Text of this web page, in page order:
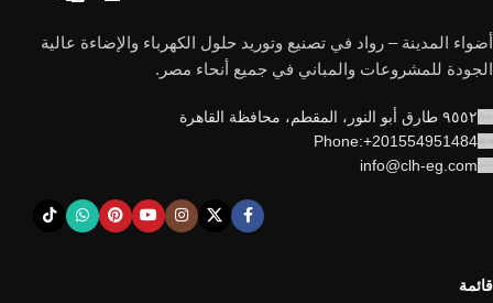
أضواء المدينة – رواد في تصنيع وتوريد حلول الكهرباء والإضاءة عالية
الجودة للمشروعات والمباني في جميع أنحاء مصر.
٩٥٥٢ طارق أبو النور، المقطم، محافظة القاهرة
Phone:+201554951484
info@clh-eg.com
قائمة